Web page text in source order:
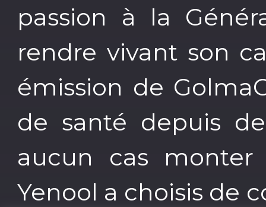
passion à la
rendre vivant son
émission de
de santé depuis
aucun cas
Yenool a choisis de